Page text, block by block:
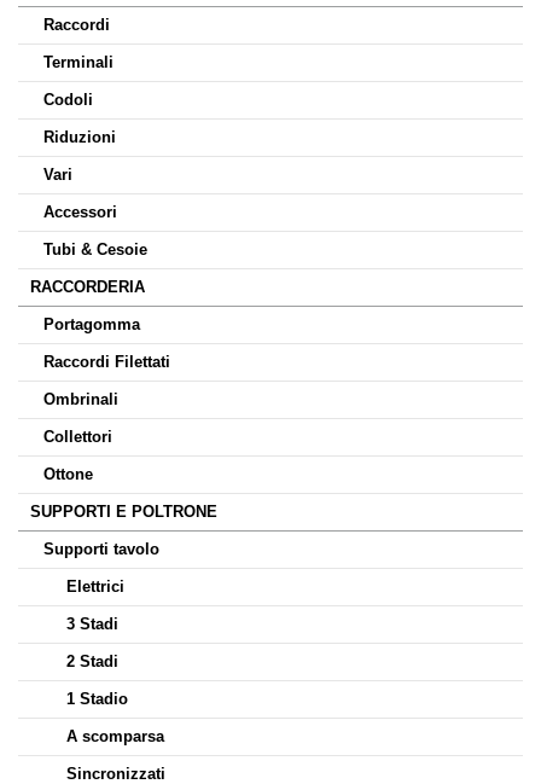
Raccordi
Terminali
Codoli
Riduzioni
Vari
Accessori
Tubi & Cesoie
RACCORDERIA
Portagomma
Raccordi Filettati
Ombrinali
Collettori
Ottone
SUPPORTI E POLTRONE
Supporti tavolo
Elettrici
3 Stadi
2 Stadi
1 Stadio
A scomparsa
Sincronizzati